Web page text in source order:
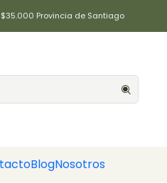
BlogNosotros
Provincia de Santiago
surtida entera 50gr Positiv